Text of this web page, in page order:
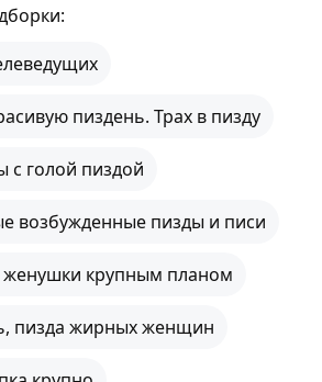
пиздень. Трах в пизду
с голой пиздой
возбужденные пизды и писи
крупным планом
пизда жирных женщин